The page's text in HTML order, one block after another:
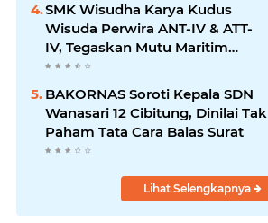
SMK Wisudha Karya Kudus
Wisuda Perwira ANT-IV & ATT-
IV, Tegaskan Mutu Maritim
Internasional
BAKORNAS Soroti Kepala SDN
Wanasari 12 Cibitung, Dinilai Tak
Paham Tata Cara Balas Surat
Lihat Selengkapnya